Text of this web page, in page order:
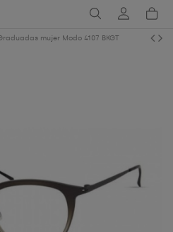
mujer Modo 4107 BKGT